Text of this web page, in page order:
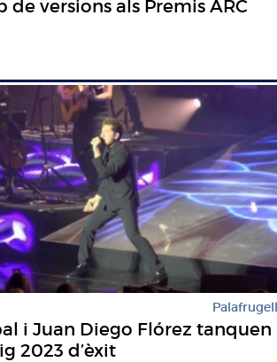
versions als Premis ARC
Palafrugell
i Juan Diego Flórez tanquen
2023 d’èxit